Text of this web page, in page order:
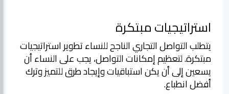
استراتيجيات مبتكرة
يتطلب التواصل التجاري الناجح للنساء تطوير استراتيجيات
مبتكرة. لتعظيم إمكانات التواصل، يجب على النساء أن
يسعين إلى أن يكن استباقيات وإيجاد طرق للتميز وترك